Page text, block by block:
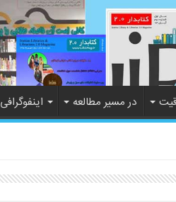
در مسیر مطالعه اینفوگرافی